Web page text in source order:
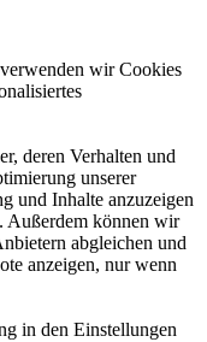
wir Cookies
deren Verhalten und
unserer
und Inhalte anzuzeigen
Außerdem können wir
abgleichen und
anzeigen, nur wenn
in den Einstellungen